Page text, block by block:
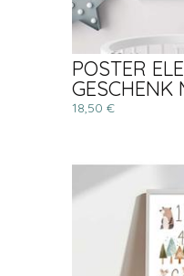
POSTER
GESCHENK
18,50 €